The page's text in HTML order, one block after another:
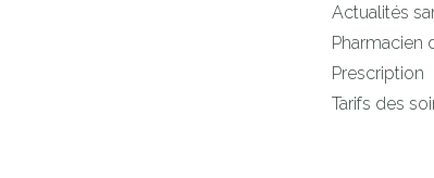
Actualités
Pharmacien
Prescription
Tarifs des